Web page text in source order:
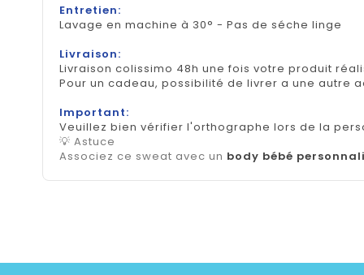
Entretien:
Lavage en machine à 30° - Pas de séche linge
Livraison:
Livraison colissimo 48h une fois votre produit
Pour un cadeau, possibilité de livrer a une autre
Important:
Veuillez bien vérifier l'orthographe lors de la
💡 Astuce
Associez ce sweat avec un body bébé